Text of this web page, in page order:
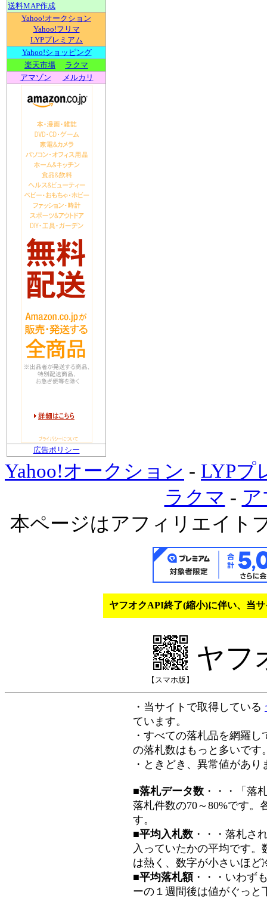
送料MAP作成
Yahoo!オークション
Yahoo!フリマ
LYPプレミアム
Yahoo!ショッピング
楽天市場
ラクマ
アマゾン
メルカリ
広告ポリシー
Yahoo!オークション - LYPプ
ラクマ -
本ページはアフィリエイト
ヤフオクAPI終了(縮小)に伴い、当
【スマホ版】
ヤフ
・当サイトで取得している
ています。
・すべての落札品を網羅
の落札数はもっと多いです
・ときどき、異常値があ
■落札データ数 ・・・「落
落札件数の70～80%です。
す。
■平均入札数 ・・・落札さ
入っていたかの平均です
は熱く、数字が小さいほど
■平均落札額 ・・・いわず
ーの１週間後は値がぐっと